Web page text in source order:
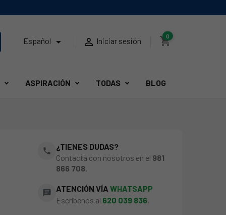
Español   Iniciar sesión shopping_cart
0
ASPIRACIÓN TODAS BLOG
phone
¿TIENES DUDAS?
Contacta con nosotros en el 981
866 708.
chat ATENCIÓN VÍAWHATSAPP
Escríbenos al 620 039 836